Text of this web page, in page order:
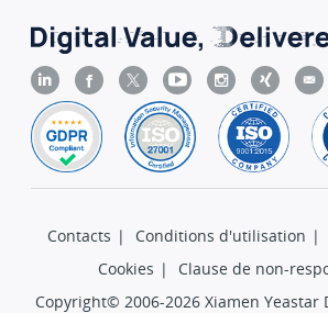
Contacts | Conditions d'utilisation |
Cookies |
Clause de non-
Copyright© 2006-2026 Xiamen Yeastar